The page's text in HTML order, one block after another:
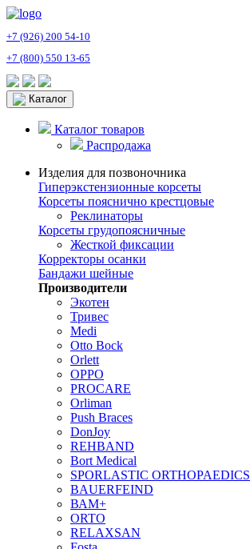
+7 (926) 200 54-10
+7 (800) 550 13-65
Каталог
Каталог товаров
Распродажа
Изделия для позвоночника
Гиперэкстензионные корсеты
Корсеты пояснично крестцовые
Реклинаторы
Корсеты грудопоясничные
Жесткой фиксации
Корректоры осанки
Бандажи шейные
Производители
Экотен
Тривес
Medi
Otto Bock
Orlett
OPPO
PROCARE
Orliman
Push Braces
DonJoy
REHBAND
Bort Medical
SPORLASTIC ORTHOPAEDICS
BAUERFEIND
ВАМ+
ORTO
RELAXSAN